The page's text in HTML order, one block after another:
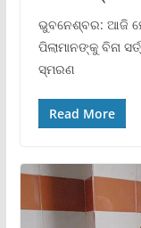
ଭୁବନେଶ୍ବର: ଆଜି
ପିଲାମାନଙ୍କୁ ବିନା
ସ୍ମରଣ
Read More